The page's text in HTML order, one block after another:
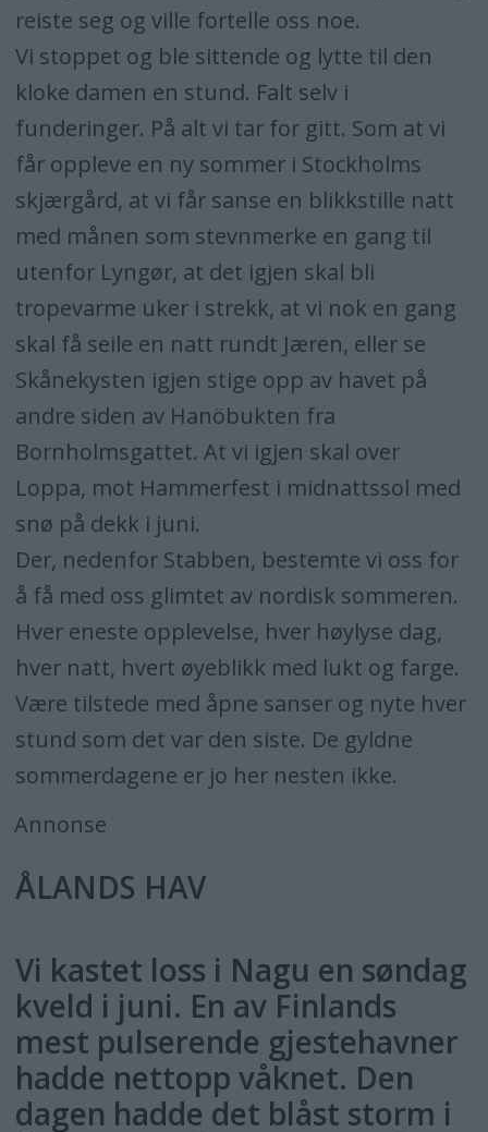
reiste seg og ville fortelle oss noe.
Vi stoppet og ble sittende og lytte til den
kloke damen en stund. Falt selv i
funderinger. På alt vi tar for gitt. Som at vi
får oppleve en ny sommer i Stockholms
skjærgård, at vi får sanse en blikkstille natt
med månen som stevnmerke en gang til
utenfor Lyngør, at det igjen skal bli
tropevarme uker i strekk, at vi nok en gang
skal få seile en natt rundt Jæren, eller se
Skånekysten igjen stige opp av havet på
andre siden av Hanöbukten fra
Bornholmsgattet. At vi igjen skal over
Loppa, mot Hammerfest i midnattssol med
snø på dekk i juni.
Der, nedenfor Stabben, bestemte vi oss for
å få med oss glimtet av nordisk sommeren.
Hver eneste opplevelse, hver høylyse dag,
hver natt, hvert øyeblikk med lukt og farge.
Være tilstede med åpne sanser og nyte hver
stund som det var den siste. De gyldne
sommerdagene er jo her nesten ikke.
Annonse
ÅLANDS HAV
Vi kastet loss i Nagu en søndag
kveld i juni. En av Finlands
mest pulserende gjestehavner
hadde nettopp våknet. Den
dagen hadde det blåst storm i